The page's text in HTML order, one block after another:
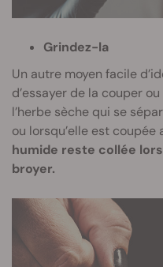
Grindez-la
Un autre moyen facile
d’essayer de la couper
l’herbe sèche qui se
ou lorsqu’elle est coupée
humide reste collée
broyer.